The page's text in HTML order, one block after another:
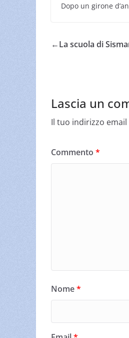
Dopo un girone
←La scuola di
Lascia un
Il tuo indirizzo
Commento *
Nome*